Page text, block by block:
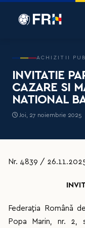
ACHIZITII
INVITATIE
CAZARE SI
NATIONAL
Joi, 27 noiembrie 2025
Nr. 4839 /
Federaţia Română
Popa Marin, nr. 2,